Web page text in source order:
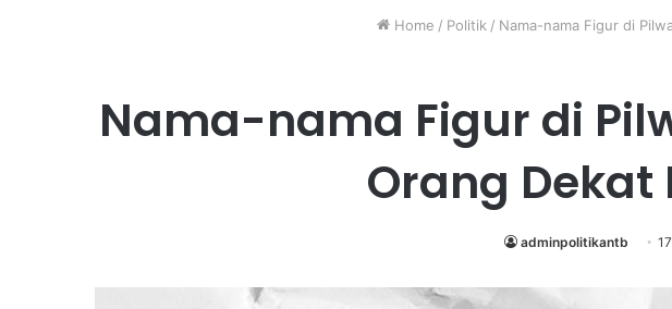
Home / Politik / Nama-nama Figur di
Nama-nama Figur di
Orang Dekat
adminpolitikantb